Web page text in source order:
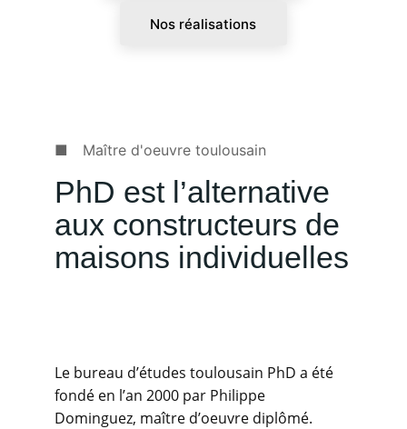
Nos réalisations
■ Maître d'oeuvre toulousain
PhD est l’alternative
aux constructeurs de
maisons individuelles
Le bureau d’études toulousain PhD a été
fondé en l’an 2000 par Philippe
Dominguez, maître d’oeuvre diplômé.